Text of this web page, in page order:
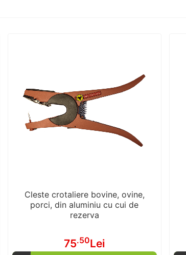
Cleste crotaliere bovine, ovine,
porci, din aluminiu cu cui de
rezerva
75.50Lei